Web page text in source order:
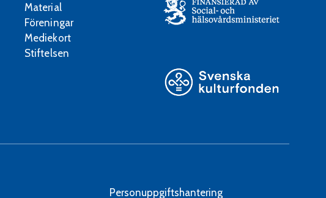
Material
Föreningar
Mediekort
Stiftelsen
Personuppgiftshantering